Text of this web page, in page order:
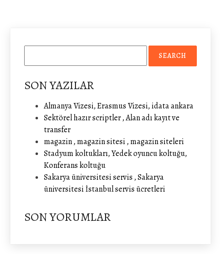
SON YAZILAR
Almanya Vizesi, Erasmus Vizesi, idata ankara
Sektörel hazır scriptler , Alan adı kayıt ve
transfer
magazin , magazin sitesi , magazin siteleri
Stadyum koltukları, Yedek oyuncu koltuğu,
Konferans koltuğu
Sakarya üniversitesi servis , Sakarya
üniversitesi İstanbul servis ücretleri
SON YORUMLAR